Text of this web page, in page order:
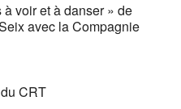
voir et à danser » de
avec la Compagnie
CRT